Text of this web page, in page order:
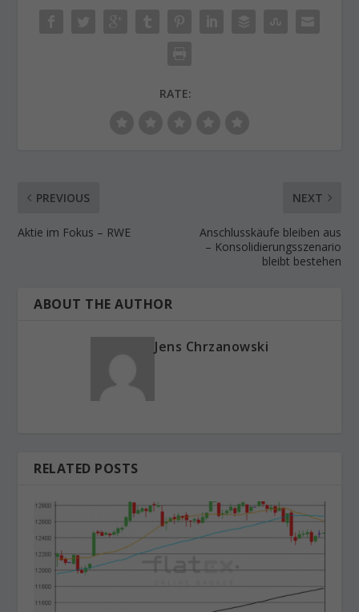
RATE:
PREVIOUS
Aktie im Fokus – RWE
NEXT
Anschlusskäufe bleiben aus
– Konsolidierungsszenario
bleibt bestehen
ABOUT THE AUTHOR
Jens Chrzanowski
RELATED POSTS